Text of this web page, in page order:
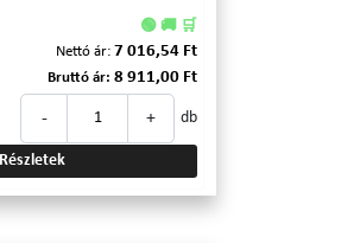
🟢 🚚 🛒
Nettó ár: 7 016,54 Ft
Bruttó ár: 8 911,00 Ft
- + db
Részletek